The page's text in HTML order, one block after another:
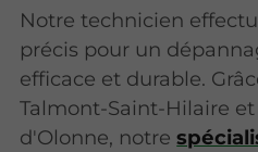
Notre technicien
précis pour un
efficace et durable.
Talmont-Saint-Hilaire
d'Olonne, notre